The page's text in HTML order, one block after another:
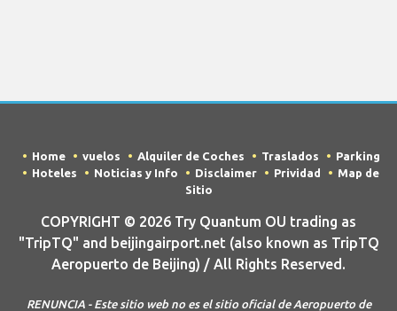
Home vuelos Alquiler de Coches Traslados
Parking
Hoteles
Noticias y Info Disclaimer Prividad
Map de
Sitio
COPYRIGHT © 2026 Try Quantum OU trading as
"TripTQ" and beijingairport.net (also known as TripTQ
Aeropuerto de Beijing) / All Rights Reserved.
RENUNCIA - Este sitio web no es el sitio oficial de Aeropuerto de